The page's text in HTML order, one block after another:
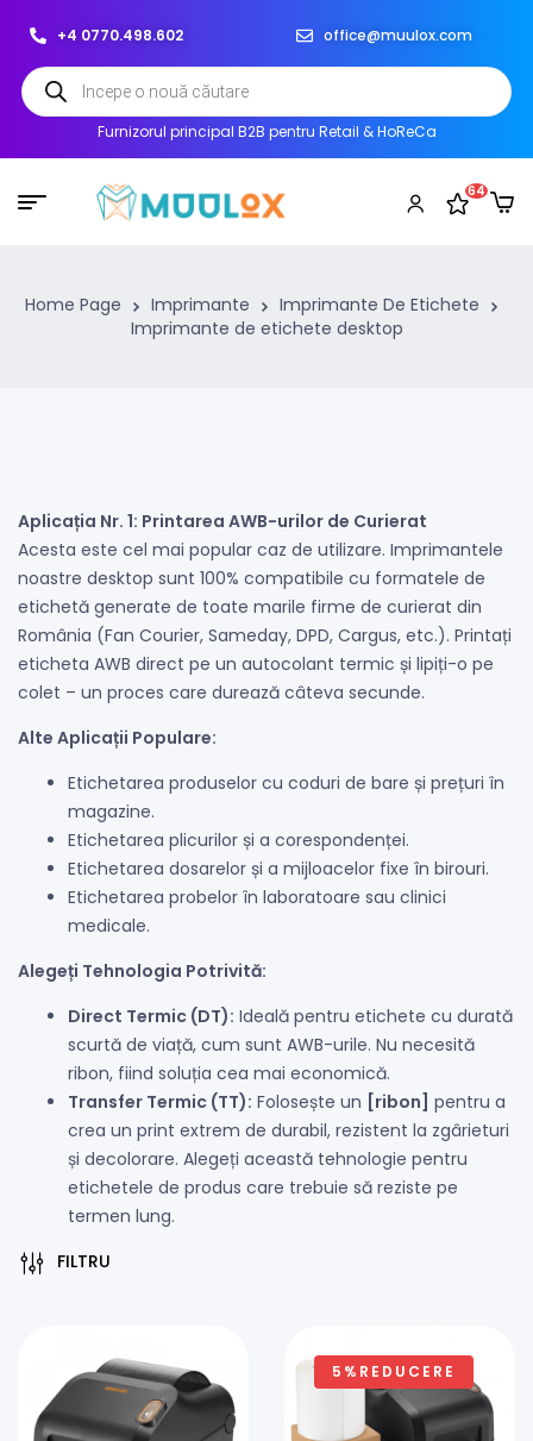
+4 0770.498.602 office@muulox.com
Furnizorul principal B2B pentru Retail & HoReCa
64
Home Page Imprimante
Imprimante De Etichete
Imprimante de etichete desktop
Aplicația Nr. 1: Printarea AWB-urilor de Curierat
Acesta este cel mai popular caz de utilizare. Imprimantele
noastre desktop sunt 100% compatibile cu formatele de
etichetă generate de toate marile firme de curierat din
România (Fan Courier, Sameday, DPD, Cargus, etc.). Printați
eticheta AWB direct pe un autocolant termic și lipiți-o pe
colet – un proces care durează câteva secunde.
Alte Aplicații Populare:
Etichetarea produselor cu coduri de bare și prețuri în
magazine.
Etichetarea plicurilor și a corespondenței.
Etichetarea dosarelor și a mijloacelor fixe în birouri.
Etichetarea probelor în laboratoare sau clinici
medicale.
Alegeți Tehnologia Potrivită:
Direct Termic (DT): Ideală pentru etichete cu durată
scurtă de viață, cum sunt AWB-urile. Nu necesită
ribon, fiind soluția cea mai economică.
Transfer Termic (TT): Folosește un [ribon] pentru a
crea un print extrem de durabil, rezistent la zgârieturi
și decolorare. Alegeți această tehnologie pentru
etichetele de produs care trebuie să reziste pe
termen lung.
FILTRU
5%REDUCERE